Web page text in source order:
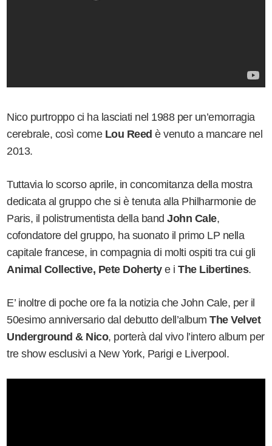
Nico purtroppo ci ha lasciati nel 1988 per un’emorragia
cerebrale, così come Lou Reed è venuto a mancare nel
2013.
Tuttavia lo scorso aprile, in concomitanza della mostra
dedicata al gruppo che si è tenuta alla Philharmonie de
Paris, il polistrumentista della bandJohn Cale,
cofondatore del gruppo, ha suonato il primo LP nella
capitale francese, in compagnia di molti ospiti tra cui gli
Animal Collective, Pete Dohertye iThe Libertines.
E’ inoltre di poche ore fa la notizia che John Cale, per il
50esimo anniversario dal debutto dell’albumThe Velvet
Underground & Nico, porterà dal vivo l’intero album per
tre show esclusivi a New York, Parigi e Liverpool.